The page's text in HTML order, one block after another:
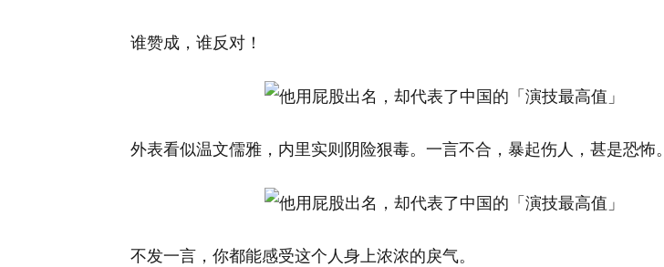
谁赞成，谁反对！
外表看似温文儒雅，内里实则阴险狠毒。一言不合，暴起伤人，甚是恐怖。
不发一言，你都能感受这个人身上浓浓的戾气。